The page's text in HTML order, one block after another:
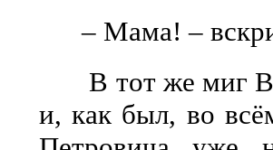
– Мама! –
В тот же миг
и, как был, во